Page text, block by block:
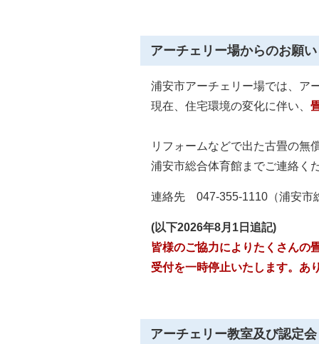
アーチェリー場からのお願い
浦安市アーチェリー場では、ア
現在、住宅環境の変化に伴い、
リフォームなどで出た古畳の無
浦安市総合体育館までご連絡く
連絡先 047-355-1110（浦安市
(以下2026年8月1日追記)
皆様のご協力によりたくさんの
受付を一時停止いたします。あ
アーチェリー教室及び認定会